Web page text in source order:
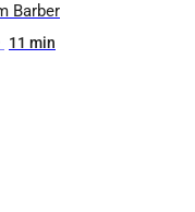
Barber
11 min